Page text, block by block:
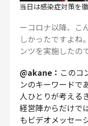
当日は感染症対策を
ーコロナ以降、こ
しかったですよね
ンツを実施したの
@akane： このコ
ンのキーワードで
人ひとりが考える
経営陣からだけで
もビデオメッセー